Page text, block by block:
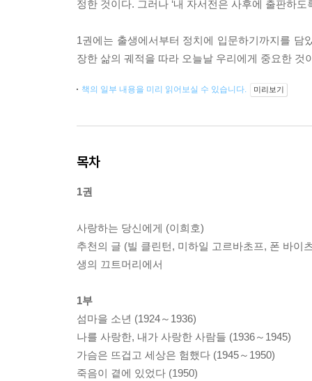
정한 것이다. 그러나 ‘내 자서전은 사후에 출판하
1권에는 출생에서부터 정치에 입문하기까지를
장한 삶의 궤적을 따라 오늘날 우리에게 중요한
책의 일부 내용을 미리 읽어보실 수 있습니다. 미리보기
목차
1권
사랑하는 당신에게 (이희호)
추천의 글 (빌 클린턴, 미하일 고르바초프, 폰 바이
생의 끄트머리에서
1부
섬마을 소년 (1924～1936)
나를 사랑한, 내가 사랑한 사람들 (1936～1945)
가슴은 뜨겁고 세상은 험했다 (1945～1950)
죽음이 곁에 있었다 (1950)